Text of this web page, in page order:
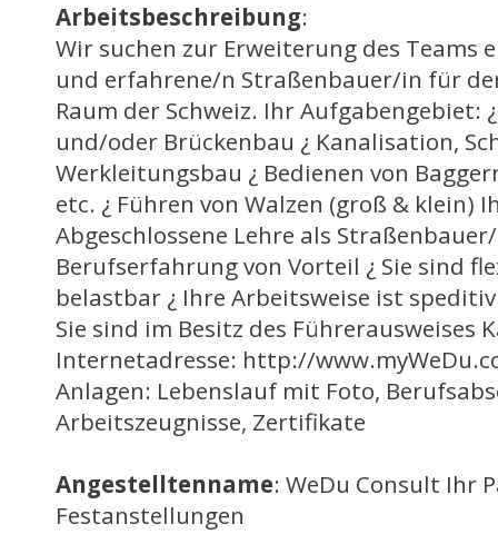
Arbeitsbeschreibung:
Wir suchen zur Erweiterung des Teams
und erfahrene/n Straßenbauer/in für
Raum der Schweiz. Ihr Aufgabengebiet:
und/oder Brückenbau ¿ Kanalisation,
Werkleitungsbau ¿ Bedienen von
etc. ¿ Führen von Walzen (groß & klein)
Abgeschlossene Lehre als
Berufserfahrung von Vorteil ¿ Sie sind
belastbar ¿ Ihre Arbeitsweise ist
Sie sind im Besitz des Führerausweises
Internetadresse: http://
Anlagen: Lebenslauf mit Foto,
Arbeitszeugnisse, Zertifikate
Angestelltenname: WeDu Consult Ihr
Festanstellungen